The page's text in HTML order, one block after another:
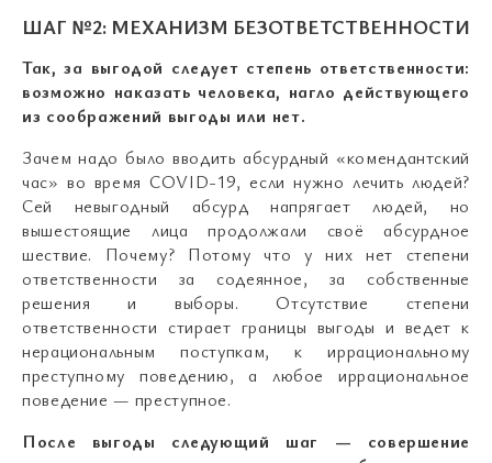
ШАГ №2: МЕХАНИЗМ БЕЗОТВЕТСТВЕННОСТИ
Так, за выгодой следует степень ответственности:
возможно наказать человека, нагло действующего
из соображений выгоды или нет.
Зачем надо было вводить абсурдный «комендантский
час» во время COVID-19, если нужно лечить людей?
Сей невыгодный абсурд напрягает людей, но
вышестоящие лица продолжали своё абсурдное
шествие. Почему? Потому что у них нет степени
ответственности за содеянное, за собственные
решения и выборы. Отсутствие степени
ответственности стирает границы выгоды и ведет к
нерациональным поступкам, к иррациональному
преступному поведению, а любое иррациональное
поведение — преступное.
После выгоды следующий шаг — совершение